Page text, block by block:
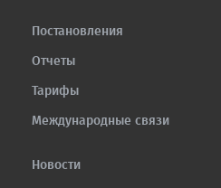
Постановления
Отчеты
Тарифы
Международные связи
Новости